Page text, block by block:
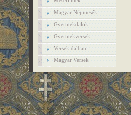
Magyar Népmesék
Gyermekdalok
Gyermekversek
Versek dalban
Magyar Versek